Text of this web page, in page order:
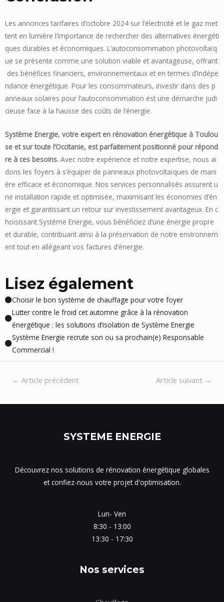
Les annonces tarifaires d’octobre 2024 sur l’électricité et le gaz met
tent en lumière l’importance de rechercher des alternatives énergéti
ques durables et économiques. L’autoconsommation photovoltaïq
ue se présente comme une solution viable et avantageuse, offrant
des bénéfices financiers, environnementaux et en termes d’indépe
ndance énergétique. Pour les consommateurs, investir dans des p
anneaux solaires pour l’autoconsommation est une démarche judi
cieuse face à la hausse des coûts de l’énergie.
Système Energie, votre expert en rénovation énergétique à Toulou
se et sur toute l’Occitanie, est parfaitement positionné pour répond
re à ces besoins. Avec notre expérience et notre expertise, nous ai
dons les foyers à s’équiper de panneaux photovoltaïques de mani
ère efficace et économique. Nos services personnalisés assurent u
ne installation rapide et optimisée, maximisant les économies d’én
ergie et garantissant un retour sur investissement avantageux. En c
hoisissant Système Energie, vous bénéficiez d’une énergie propre
et durable, contribuant ainsi à la préservation de notre environnem
ent tout en allégeant vos factures d’énergie.
Lisez également
Choisir le bon système de chauffage pour votre foyer
Lutter contre le froid cet automne grâce à la rénovation
énergétique : les solutions d’isolation de Système Energie
Système Energie recrute son ou sa prochain(e) Responsable
Commercial !
← Article précédent Article suivant →
SYSTEME ENERGIE
Découvrez nos solutions de rénovation énergétique globales
et confiez-nous votre projet d'optimisation.
Lun- Ven
8:30 - 13:00
13:30 - 17:30
Nos services